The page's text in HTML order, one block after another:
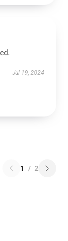
Jul 19, 2024
1 / 2